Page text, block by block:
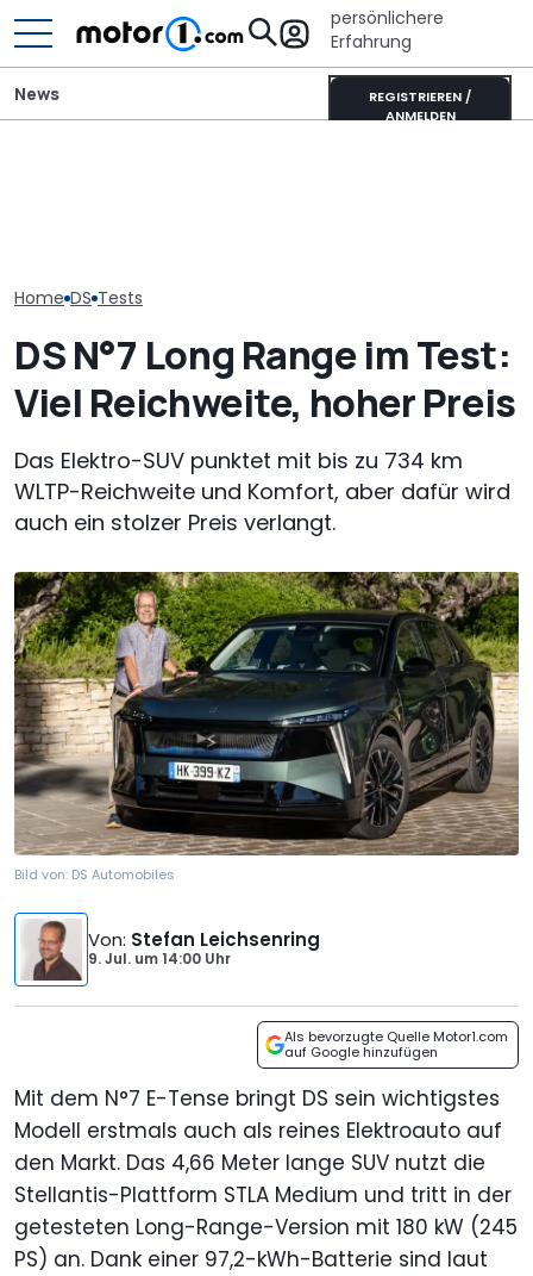
persönlichere
Erfahrung
REGISTRIEREN /
ANMELDEN
News
Home DS Tests
DS N°7 Long Range im Test:
Viel Reichweite, hoher Preis
Das Elektro-SUV punktet mit bis zu 734 km
WLTP-Reichweite und Komfort, aber dafür wird
auch ein stolzer Preis verlangt.
Bild von: DS Automobiles
Von: Stefan Leichsenring
9. Jul. um14:00 Uhr
Als bevorzugte Quelle Motor1.com
auf Google hinzufügen
Mit dem N°7 E-Tense bringt DS sein wichtigstes
Modell erstmals auch als reines Elektroauto auf
den Markt. Das 4,66 Meter lange SUV nutzt die
Stellantis-Plattform STLA Medium und tritt in der
getesteten Long-Range-Version mit 180 kW (245
PS) an. Dank einer 97,2-kWh-Batterie sind laut